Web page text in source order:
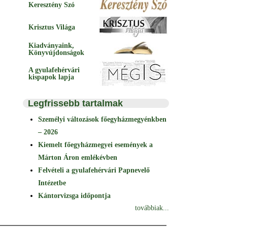
Keresztény Szó
Krisztus Világa
Kiadványaink,
Könyvújdonságok
A gyulafehérvári
kispapok lapja
Legfrissebb tartalmak
Személyi változások főegyházmegyénkben
– 2026
Kiemelt főegyházmegyei események a
Márton Áron emlékévben
Felvételi a gyulafehérvári Papnevelő
Intézetbe
Kántorvizsga időpontja
továbbiak...